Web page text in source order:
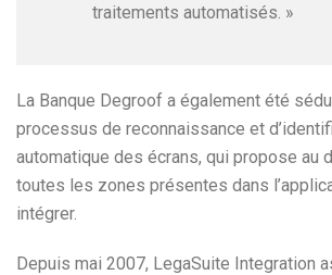
traitements automatisés. »
La Banque Degroof a également été
processus de reconnaissance et
automatique des écrans, qui propose au
toutes les zones présentes dans
intégrer.
Depuis mai 2007, LegaSuite Integration